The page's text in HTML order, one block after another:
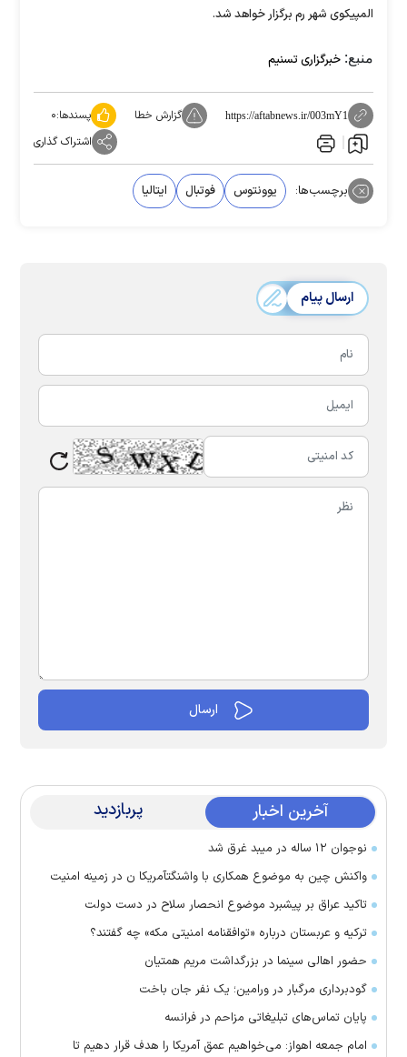
المپیکوی شهر رم برگزار خواهد شد.
منبع: خبرگزاری تسنیم
https://aftabnews.ir/003mY1 گزارش خطا پسندها:۰
اشتراک گذاری
برچسب‌ها: یوونتوس فوتبال ایتالیا
ارسال پیام
آخرین اخبار پربازدید
نوجوان ۱۲ ساله در میبد غرق شد
واکنش چین به موضوع همکاری با واشنگتآمریکا ن در زمینه امنیت
تاکید عراق بر پیشبرد موضوع انحصار سلاح در دست دولت
ترکیه و عربستان درباره «توافقنامه امنیتی مکه» چه گفتند؟
حضور اهالی سینما در بزرگداشت مریم همتیان
گودبرداری مرگبار در ورامین؛ یک نفر جان باخت
پایان تماس‌های تبلیغاتی مزاحم در فرانسه
امام جمعه اهواز: می‌خواهیم عمق آمریکا را هدف قرار دهیم تا